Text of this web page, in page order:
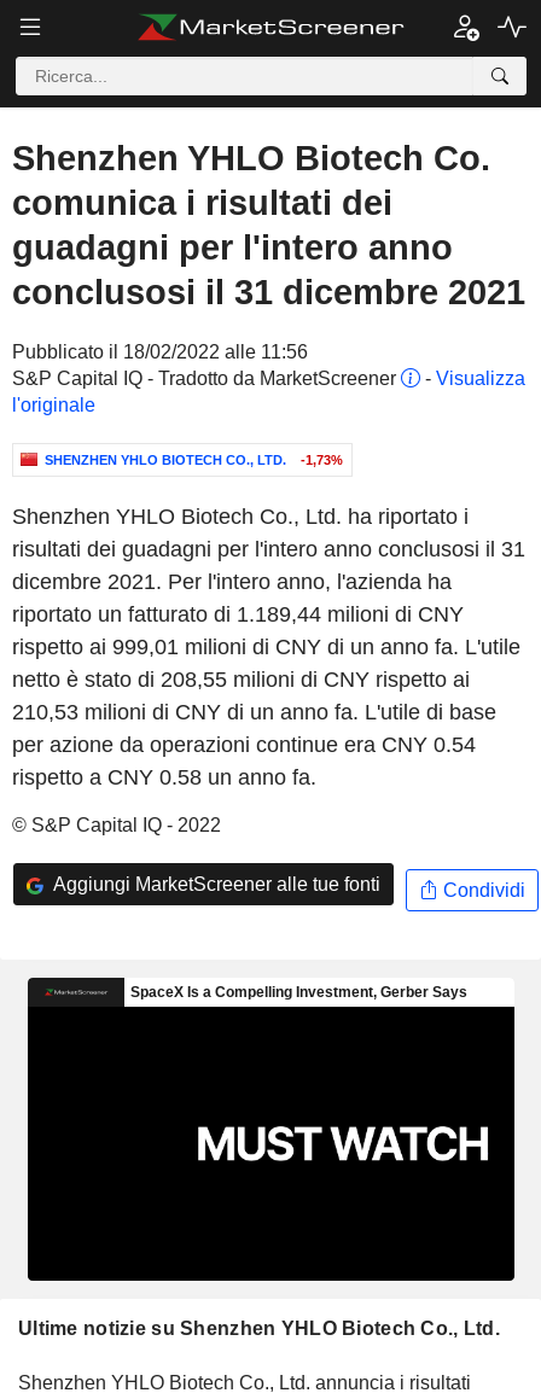
Shenzhen YHLO Biotech Co.
comunica i risultati dei
guadagni per l'intero anno
conclusosi il 31 dicembre 2021
Pubblicato il 18/02/2022 alle 11:56
S&P Capital IQ - Tradotto da MarketScreener
- Visualizza
l'originale
SHENZHEN YHLO BIOTECH CO., LTD. -1,73%
Shenzhen YHLO Biotech Co., Ltd. ha riportato i
risultati dei guadagni per l'intero anno conclusosi il 31
dicembre 2021. Per l'intero anno, l'azienda ha
riportato un fatturato di 1.189,44 milioni di CNY
rispetto ai 999,01 milioni di CNY di un anno fa. L'utile
netto è stato di 208,55 milioni di CNY rispetto ai
210,53 milioni di CNY di un anno fa. L'utile di base
per azione da operazioni continue era CNY 0.54
rispetto a CNY 0.58 un anno fa.
© S&P Capital IQ - 2022
Aggiungi MarketScreener alle tue fonti Condividi
Ultime notizie su Shenzhen YHLO Biotech Co., Ltd.
Shenzhen YHLO Biotech Co., Ltd. annuncia i risultati